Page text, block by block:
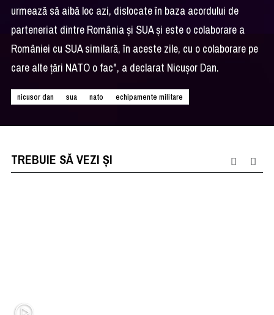
urmează să aibă loc azi, dislocate în baza acordului de
parteneriat dintre România şi SUA şi este o colaborare a
României cu SUA similară, în aceste zile, cu o colaborare pe
care alte ţări NATO o fac", a declarat Nicuşor Dan.
nicusor dan sua nato echipamente militare
TREBUIE SĂ VEZI ȘI